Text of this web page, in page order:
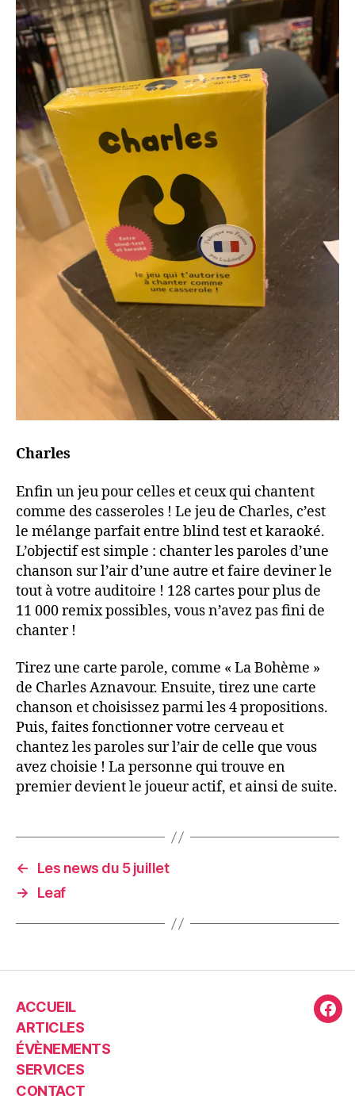
Charles
Enfin un jeu pour celles et ceux qui chantent
comme des casseroles ! Le jeu de Charles, c’est
le mélange parfait entre blind test et karaoké.
L’objectif est simple : chanter les paroles d’une
chanson sur l’air d’une autre et faire deviner le
tout à votre auditoire ! 128 cartes pour plus de
11 000 remix possibles, vous n’avez pas fini de
chanter !
Tirez une carte parole, comme « La Bohème »
de Charles Aznavour. Ensuite, tirez une carte
chanson et choisissez parmi les 4 propositions.
Puis, faites fonctionner votre cerveau et
chantez les paroles sur l’air de celle que vous
avez choisie ! La personne qui trouve en
premier devient le joueur actif, et ainsi de suite.
←
Les news du 5 juillet
→
Leaf
ACCUEIL
ARTICLES
ÉVÈNEMENTS
SERVICES
CONTACT